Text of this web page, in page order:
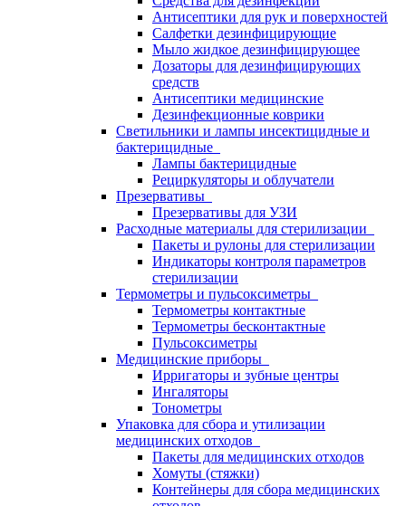
Антисептики для рук и поверхностей
Салфетки дезинфицирующие
Мыло жидкое дезинфицирующее
Дозаторы для дезинфицирующих
средств
Антисептики медицинские
Дезинфекционные коврики
Светильники и лампы инсектицидные и
бактерицидные
Лампы бактерицидные
Рециркуляторы и облучатели
Презервативы
Презервативы для УЗИ
Расходные материалы для стерилизации
Пакеты и рулоны для стерилизации
Индикаторы контроля параметров
стерилизации
Термометры и пульсоксиметры
Термометры контактные
Термометры бесконтактные
Пульсоксиметры
Медицинские приборы
Ирригаторы и зубные центры
Ингаляторы
Тонометры
Упаковка для сбора и утилизации
медицинских отходов
Пакеты для медицинских отходов
Хомуты (стяжки)
Контейнеры для сбора медицинских